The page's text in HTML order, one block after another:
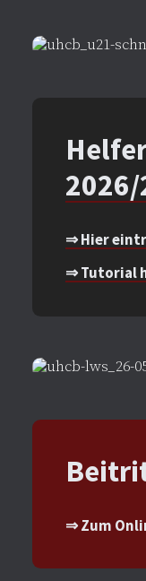
2026/
⇒ Hier
⇒ Tutorial
⇒ Zum